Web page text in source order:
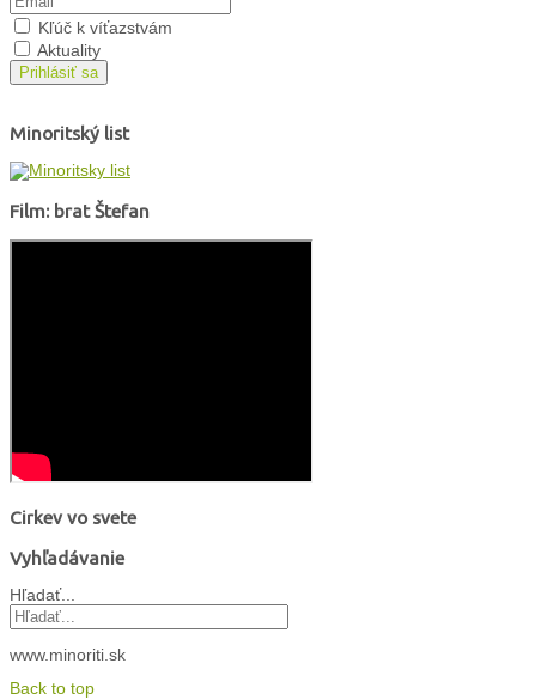
Kľúč k víťazstvám
Aktuality
Prihlásiť sa
Minoritský list
Film: brat Štefan
Cirkev vo svete
Vyhľadávanie
Hľadať...
www.minoriti.sk
Back to top